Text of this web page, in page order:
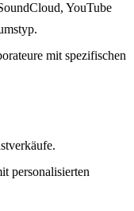
YouTube
mit spezifischen
personalisierten